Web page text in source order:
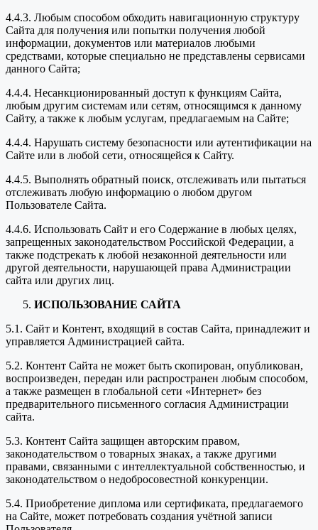
4.4.3. Любым способом обходить навигационную структуру
Сайта для получения или попытки получения любой
информации, документов или материалов любыми
средствами, которые специально не представлены сервисами
данного Сайта;
4.4.4. Несанкционированный доступ к функциям Сайта,
любым другим системам или сетям, относящимся к данному
Сайту, а также к любым услугам, предлагаемым на Сайте;
4.4.4. Нарушать систему безопасности или аутентификации на
Сайте или в любой сети, относящейся к Сайту.
4.4.5. Выполнять обратный поиск, отслеживать или пытаться
отслеживать любую информацию о любом другом
Пользователе Сайта.
4.4.6. Использовать Сайт и его Содержание в любых целях,
запрещенных законодательством Российской Федерации, а
также подстрекать к любой незаконной деятельности или
другой деятельности, нарушающей права Администрации
сайта или других лиц.
ИСПОЛЬЗОВАНИЕ САЙТА
5.1. Сайт и Контент, входящий в состав Сайта, принадлежит и
управляется Администрацией сайта.
5.2. Контент Сайта не может быть скопирован, опубликован,
воспроизведен, передан или распространен любым способом,
а также размещен в глобальной сети «Интернет» без
предварительного письменного согласия Администрации
сайта.
5.3. Контент Сайта защищен авторским правом,
законодательством о товарных знаках, а также другими
правами, связанными с интеллектуальной собственностью, и
законодательством о недобросовестной конкуренции.
5.4. Приобретение диплома или сертификата, предлагаемого
на Сайте, может потребовать создания учётной записи